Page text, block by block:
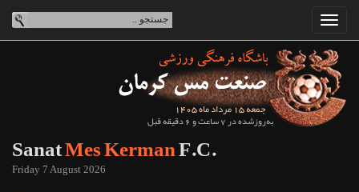
جمعه 15 مرداد ماه 1405
به‌روزشده در 7 ساعت و 6 دقیقه قبل
SanatMes KermanF.C.
Friday 7 August 2026